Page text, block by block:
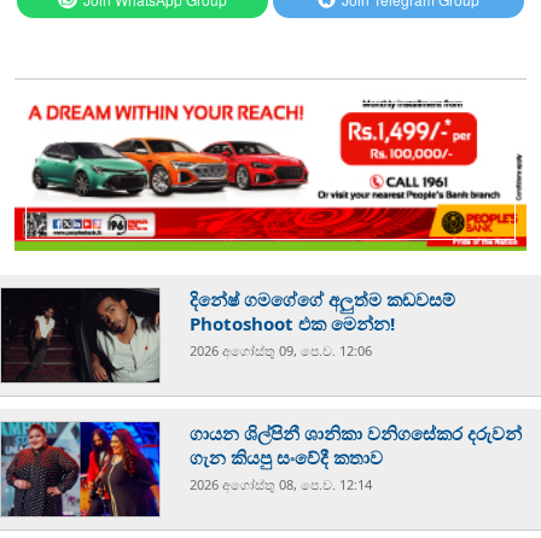
දිනේෂ් ගමගේගේ අලුත්ම කඩවසම්
Photoshoot එක මෙන්න!
2026 අගෝස්‍තු 09, පෙ.ව. 12:06
ගායන ශිල්පිනී ශානිකා වනිගසේකර දරුවන්
ගැන කියපු සංවේදී කතාව
2026 අගෝස්‍තු 08, පෙ.ව. 12:14